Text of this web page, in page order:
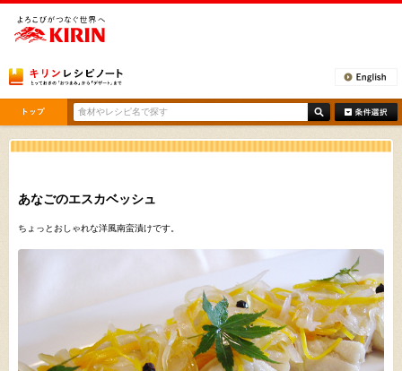
あなごのエスカベッシュ
ちょっとおしゃれな洋風南蛮漬けです。